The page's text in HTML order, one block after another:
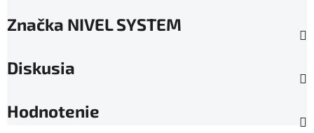
Značka NIVEL SYSTEM
Diskusia
Hodnotenie